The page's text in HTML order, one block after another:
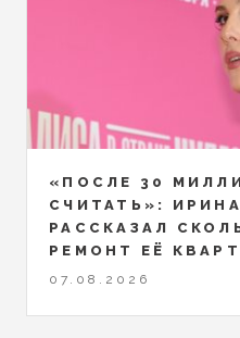
«ПОСЛЕ 30
СЧИТАТЬ»:
РАССКАЗАЛ
РЕМОНТ ЕЁ
07.08.2026